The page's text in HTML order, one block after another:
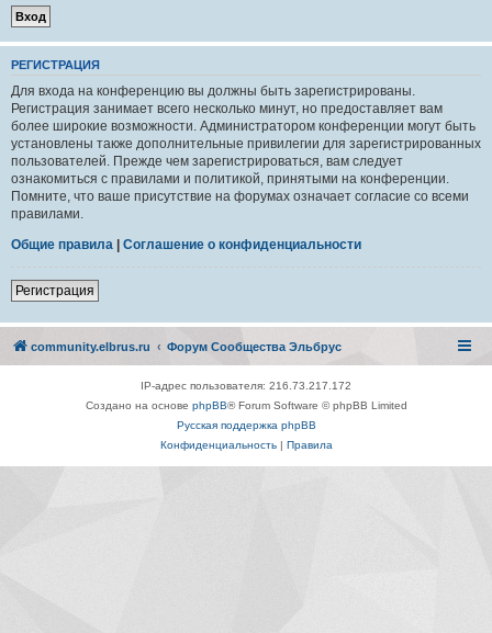
РЕГИСТРАЦИЯ
Для входа на конференцию вы должны быть зарегистрированы.
Регистрация занимает всего несколько минут, но предоставляет вам
более широкие возможности. Администратором конференции могут быть
установлены также дополнительные привилегии для зарегистрированных
пользователей. Прежде чем зарегистрироваться, вам следует
ознакомиться с правилами и политикой, принятыми на конференции.
Помните, что ваше присутствие на форумах означает согласие со всеми
правилами.
Общие правила | Соглашение о конфиденциальности
Регистрация
community.elbrus.ru Форум Сообщества Эльбрус
IP-адрес пользователя: 216.73.217.172
Создано на основе phpBB® Forum Software © phpBB Limited
Русская поддержка phpBB
Конфиденциальность| Правила